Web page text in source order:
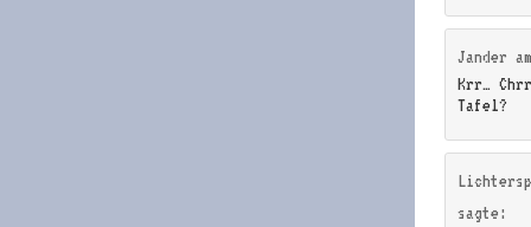
Jander
Krr…
Tafel?
sagte: